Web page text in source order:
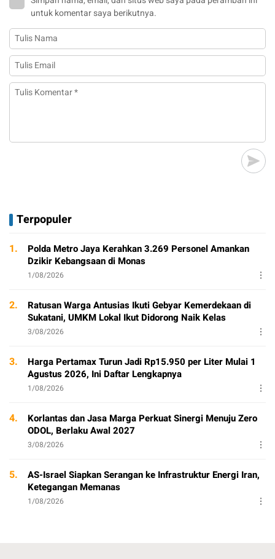
untuk komentar saya berikutnya.
Terpopuler
1.
Polda Metro Jaya Kerahkan 3.269 Personel Amankan
Dzikir Kebangsaan di Monas
1/08/2026
2.
Ratusan Warga Antusias Ikuti Gebyar Kemerdekaan di
Sukatani, UMKM Lokal Ikut Didorong Naik Kelas
3/08/2026
3.
Harga Pertamax Turun Jadi Rp15.950 per Liter Mulai 1
Agustus 2026, Ini Daftar Lengkapnya
1/08/2026
4.
Korlantas dan Jasa Marga Perkuat Sinergi Menuju Zero
ODOL, Berlaku Awal 2027
3/08/2026
5.
AS-Israel Siapkan Serangan ke Infrastruktur Energi Iran,
Ketegangan Memanas
1/08/2026